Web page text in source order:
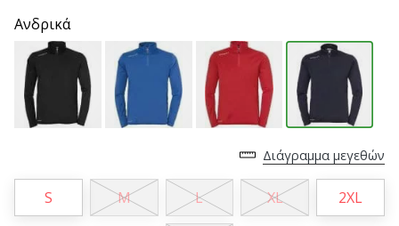
της
μάρκας
μας.
11. 8. 2022
Weplayvolleyball
Πρόγραμμα
Ανδρικά
Διάγραμμα μεγεθών
S M L XL 2XL